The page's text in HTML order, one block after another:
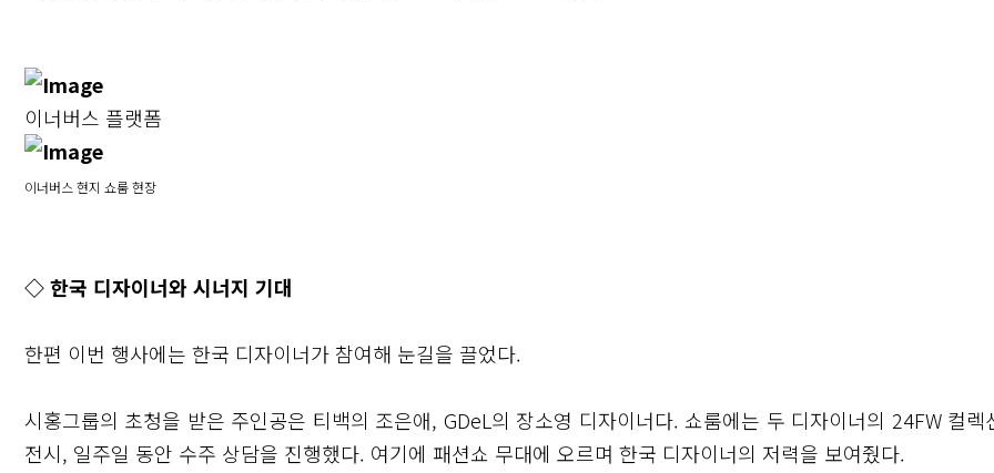
이너버스 플랫폼
이너버스 현지 쇼룸 현장
◇ 한국 디자이너와 시너지 기대
한편 이번 행사에는 한국 디자이너가 참여해 눈길을 끌었다.
시홍그룹의 초청을 받은 주인공은 티백의 조은애, GDeL의 장소영 디자이너다. 쇼룸에는 두 디자이너의 24FW 컬렉
전시, 일주일 동안 수주 상담을 진행했다. 여기에 패션쇼 무대에 오르며 한국 디자이너의 저력을 보여줬다.